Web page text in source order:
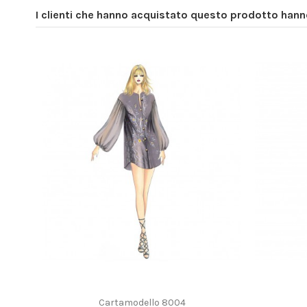
I clienti che hanno acquistato questo prodotto
Cartamodello 8004